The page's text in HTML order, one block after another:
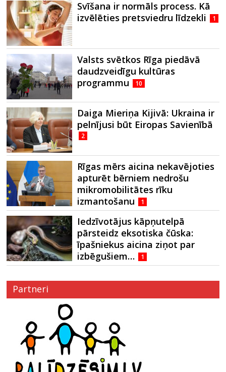
Svīšana ir normāls process. Kā
izvēlēties pretsviedru līdzekli
1
Valsts svētkos Rīga piedāvā
daudzveidīgu kultūras
programmu
10
Daiga Mieriņa Kijivā: Ukraina ir
pelnījusi būt Eiropas Savienībā
2
Rīgas mērs aicina nekavējoties
apturēt bērniem nedrošu
mikromobilitātes rīku
izmantošanu
1
Iedzīvotājus kāpņutelpā
pārsteidz eksotiska čūska:
īpašniekus aicina ziņot par
izbēgušiem…
1
Partneri